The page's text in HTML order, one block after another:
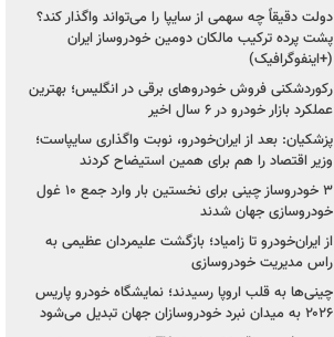
دولت دقیقاً چه سهمی از سایپا را می‌تواند واگذار کند؟
پشت پرده ترکیب مالکان دومین خودروساز ایران
(+اینفوگرافیک)
رکوردشکنی فروش خودروهای برقی در انگلیس؛ بهترین
عملکرد بازار خودرو در ۶ سال اخیر
پزشکیان: بعد از ایران‌خودرو، نوبت واگذاری سایپاست؛
وزیر اقتصاد را هم برای همین استیضاح کردند
۳ خودروساز چینی برای نخستین بار وارد جمع ۱۰ غول
خودروسازی جهان شدند
از ایران‌خودرو تا زامیاد؛ بازگشت علیمردان عظیمی به
راس مدیریت خودروسازی
چینی‌ها به قلب اروپا رسیدند؛ نمایشگاه خودرو پاریس
۲۰۲۶ به میدان نبرد خودروسازان جهان تبدیل می‌شود